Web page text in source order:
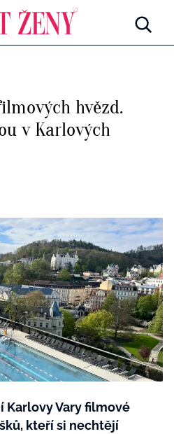
ŽENY - 599 KČ
PŘEDPLATNÉ SVĚT ŽENY +
hvězd.
v Karlových
Karlovy Vary filmové
kteří si nechtějí